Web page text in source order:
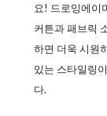
요! 드로잉에이
커튼과 패브릭
하면 더욱 시원
있는 스타일링
다.